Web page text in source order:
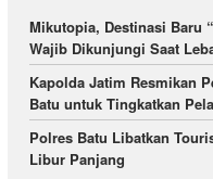
Mikutopia, Destinasi Baru
Wajib Dikunjungi Saat
Kapolda Jatim Resmikan
Batu untuk Tingkatkan
Polres Batu Libatkan
Libur Panjang